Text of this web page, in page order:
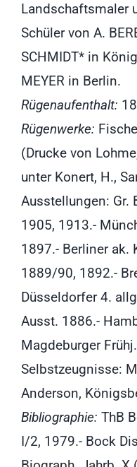
RUGIA Shop
Landschaftsmaler
Schüler von A.
SCHMIDT* in
MEYER in Berlin.
Rügenaufenthalt:
Rügenwerke:
(Drucke von
unter Konert, H.,
Ausstellungen: Gr.
1905, 1913.-
1897.- Berliner ak.
1889/90, 1892.-
Düsseldorfer 4.
Ausst. 1886.-
Magdeburger
Selbstzeugnisse:
Anderson,
Bibliographie: ThB
I/2, 1979.- Bock